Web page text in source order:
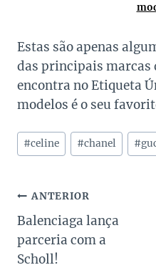
Estas são apenas
das principais marcas
encontra no Etiqueta
modelos é o seu
Tags
do
#celine #chanel #
Navegação
de
ANTERIOR
Balenciaga lança
parceria com a
Scholl!